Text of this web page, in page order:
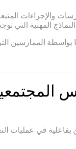
والإجراءات
المهنية التي
بواسطة الممارسين
في عمليات